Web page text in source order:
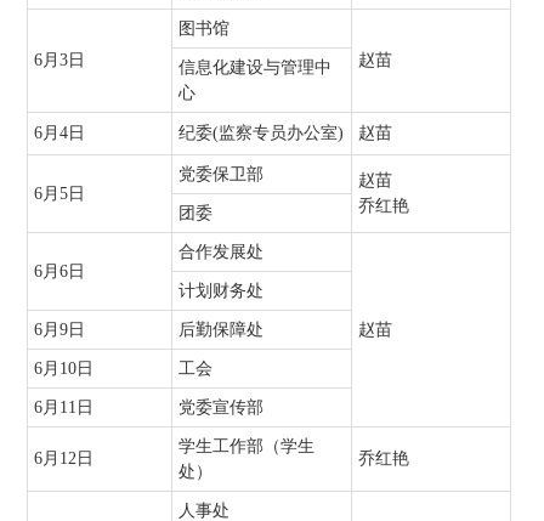
6月3日
图书馆
赵苗
信息化建设与管理中
心
6月4日 纪委(监察专员办公室) 赵苗
6月5日
党委保卫部
赵苗
乔红艳
团委
6月6日
合作发展处
赵苗
计划财务处
6月9日 后勤保障处
6月10日 工会
6月11日 党委宣传部
6月12日
学生工作部（学生
处）
乔红艳
人事处